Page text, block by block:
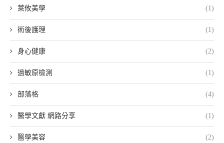
萊攸美學 (1)
術後護理 (1)
身心健康 (2)
過敏原檢測 (1)
部落格 (4)
醫學文獻 網路分享 (1)
醫學美容 (2)